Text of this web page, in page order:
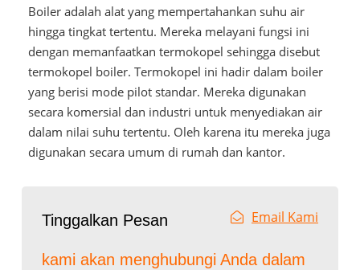
Boiler adalah alat yang mempertahankan suhu air
hingga tingkat tertentu. Mereka melayani fungsi ini
dengan memanfaatkan termokopel sehingga disebut
termokopel boiler. Termokopel ini hadir dalam boiler
yang berisi mode pilot standar. Mereka digunakan
secara komersial dan industri untuk menyediakan air
dalam nilai suhu tertentu. Oleh karena itu mereka juga
digunakan secara umum di rumah dan kantor.
Tinggalkan Pesan Email Kami
kami akan menghubungi Anda dalam